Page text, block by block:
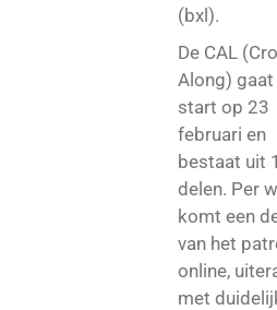
(bxl).
De CAL
Along) gaat
start op 23
februari en
bestaat uit
delen. Per
komt een
van het
online,
met